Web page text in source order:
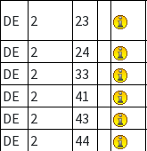
DE
2 23
DE
2 24
DE
2 33
DE
2 41
DE
2 43
DE
2 44